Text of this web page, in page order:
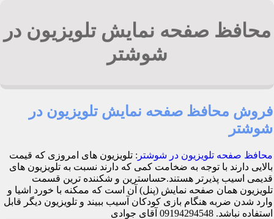
محافظ صفحه نمایش تلویزیون در
شوشتر
فروش محافظ صفحه نمایش تلویزیون در
شوشتر
محافظ صفحه تلویزیون در شوشتر : تلویزیون های امروزی که قیمت
بالایی دارند با توجه به ضخامت کمی که دارند نسبت به تلویزیون های
قدیمی اسیب پذیرتر هستند.حساسترین و شکننده ترین قسمت
تلویزیون همان صفحه نمایش (پنل) آن است که ممکنه با خورد اشیا و
وارد شدن ضربه هنگام بازی کودکان آسیب ببیند و تلویزیون دیگر قابل
استفاده نباشد. 09194294548 آقای جوادی